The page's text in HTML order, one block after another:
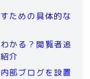
ための具体的な
かる？閲覧者追
介
部ブログを設置